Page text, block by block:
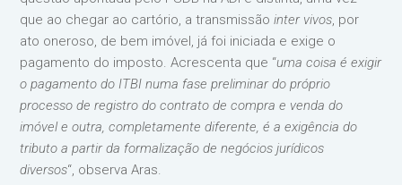
que ao chegar ao cartório, a transmissãointer vivos, por
ato oneroso, de bem imóvel, já foi iniciada e exige o
pagamento do imposto. Acrescenta que “uma coisa é exigir
o pagamento do ITBI numa fase preliminar do próprio
processo de registro do contrato de compra e venda do
imóvel e outra, completamente diferente, é a exigência do
tributo a partir da formalização de negócios jurídicos
diversos“, observa Aras.